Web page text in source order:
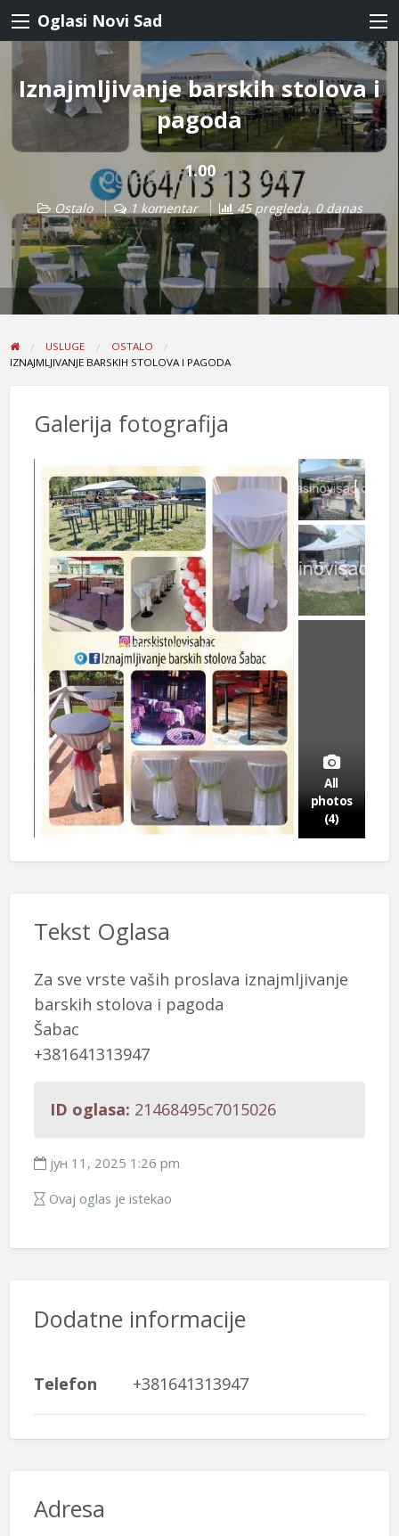
Oglasi Novi Sad
Iznajmljivanje barskih stolova i
pagoda
1.00
Ostalo 1 komentar 45 pregleda, 0 danas
USLUGE
OSTALO
IZNAJMLJIVANJE BARSKIH STOLOVA I PAGODA
Galerija fotografija
All
photos
(4)
Tekst Oglasa
Za sve vrste vaših proslava iznajmljivanje
barskih stolova i pagoda
Šabac
+381641313947
ID oglasa: 21468495c7015026
јун 11, 2025 1:26 pm
Ovaj oglas je istekao
Dodatne informacije
Telefon +381641313947
Adresa